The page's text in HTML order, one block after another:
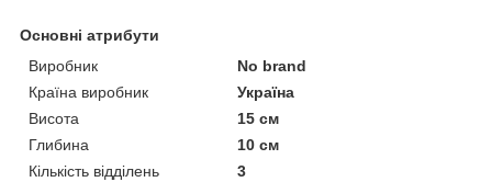
Основні атрибути
Виробник
No brand
Країна виробник
Україна
Висота
15 см
Глибина
10 см
Кількість відділень
3